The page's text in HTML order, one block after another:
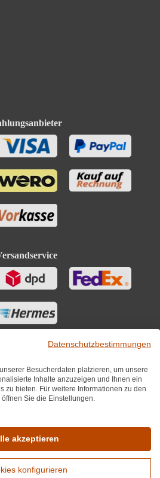
Datenschutzbestimmungen
Besucherdaten platzieren, um unsere
Inhalte anzuzeigen und Ihnen ein
zu bieten. Für weitere Informationen zu den
Sie die Einstellungen.
akzeptieren
konfigurieren